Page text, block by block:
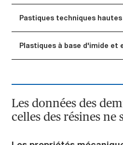
Pastiques techniques
Plastiques à base d'imide et
Les données des
celles des résines ne